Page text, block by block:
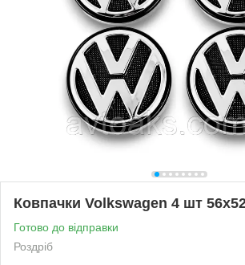
Ковпачки Volkswagen 4 шт
Готово до відправки
Роздріб